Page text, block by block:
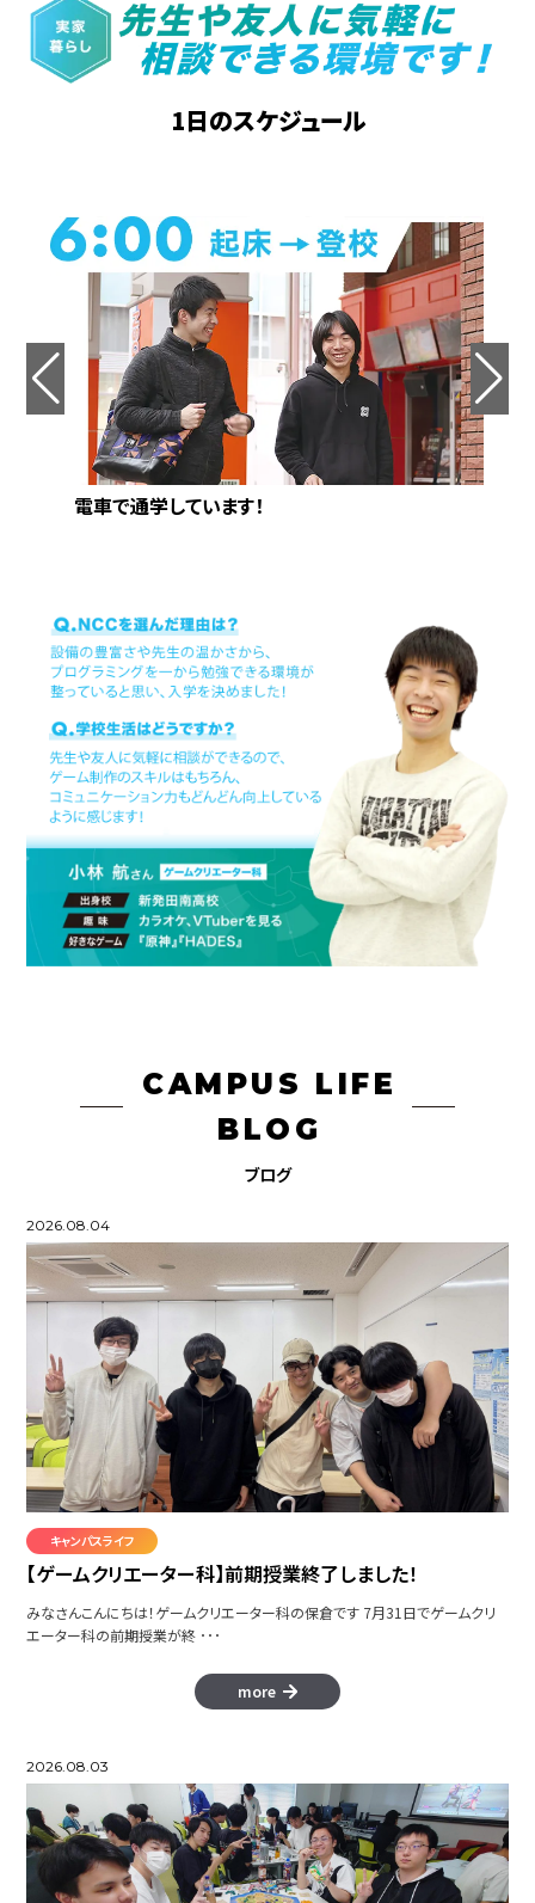
1日のスケジュール
電車で通学しています！
CAMPUS LIFE
BLOG
ブログ
2026.08.04
キャンパスライフ
【ゲームクリエーター科】前期授業終了しました！
みなさんこんにちは！ゲームクリエーター科の保倉です 7月31日でゲームクリ
エーター科の前期授業が終 ･･･
more
2026.08.03